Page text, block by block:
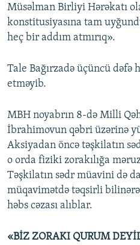
Müsəlman Birliyi Hərəkatı
konstitusiyasına tam
heç bir addım atmırıq».
Tale Bağırzadə üçüncü dəfə
etməyib.
MBH noyabrın 8-də Milli
İbrahimovun qəbri üzərinə
Aksiyadan öncə təşkilatın
o orda fiziki zorakılığa
Təşkilatın sədr müavini də
müqavimətdə təqsirli
həbs cəzası alıblar.
«BİZ ZORAKI QURUM